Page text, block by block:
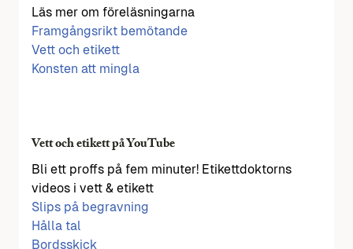
Läs mer om föreläsningarna
Framgångsrikt bemötande
Vett och etikett
Konsten att mingla
Vett och etikett på YouTube
Bli ett proffs på fem minuter! Etikettdoktorns
videos i vett & etikett
Slips på begravning
Hålla tal
Bordsskick